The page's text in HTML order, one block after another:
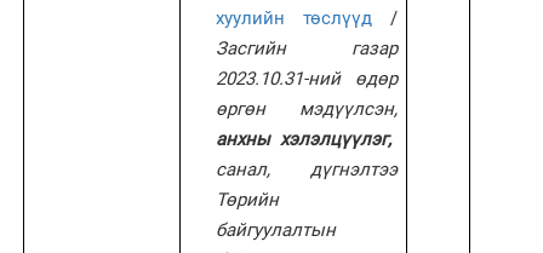
хуулийн төслүүд/
Засгийн газар
2023.10.31-ний өдөр
өргөн мэдүүлсэн,
анхны хэлэлцүүлэг,
санал, дүгнэлтээ
Төрийн
байгуулалтын